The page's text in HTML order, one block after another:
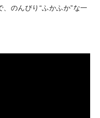
のんびり“ふかふか”な一